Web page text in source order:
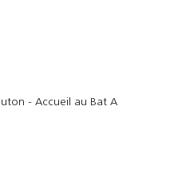
- Accueil au Bat A